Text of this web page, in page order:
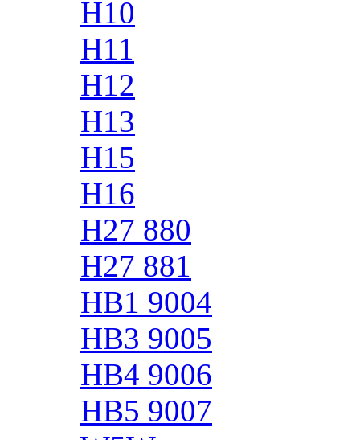
H10
H11
H12
H13
H15
H16
H27 880
H27 881
HB1 9004
HB3 9005
HB4 9006
HB5 9007